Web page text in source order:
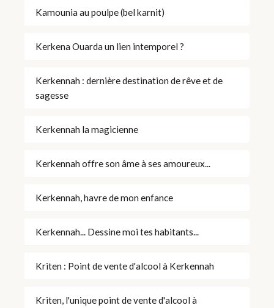
Kamounia au poulpe (bel karnit)
Kerkena Ouarda un lien intemporel ?
Kerkennah : dernière destination de rêve et de
sagesse
Kerkennah la magicienne
Kerkennah offre son âme à ses amoureux...
Kerkennah, havre de mon enfance
Kerkennah... Dessine moi tes habitants...
Kriten : Point de vente d'alcool à Kerkennah
Kriten, l'unique point de vente d'alcool à